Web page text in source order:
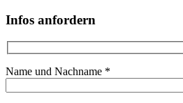
Infos anfordern
Name und Nachname *